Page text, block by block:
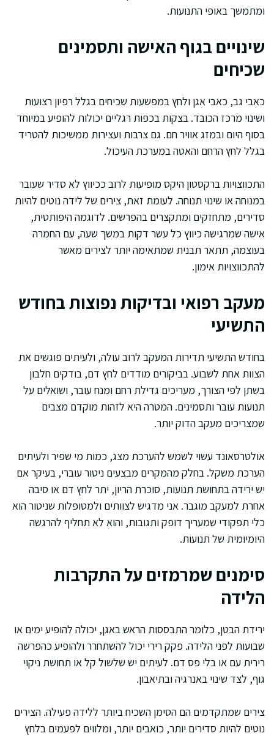
ומתמשך באופי התנועות.
שינויים בגוף האישה ותסמינים
שכיחים
כאבי גב, כאבי אגן ולחץ במפשעות שכיחים בגלל רפיון רצועות
ושינוי מרכז הכובד. בצקות בכפות רגליים יכולות להופיע במיוחד
בסוף היום ובמזג אוויר חם. גם צרבות ועצירות ממשיכות להטריד
בגלל לחץ הרחם והאטה במערכת העיכול.
התכווצויות ברקסטון היקס מופיעות לרוב ככיווץ לא סדיר שעובר
במנוחה או שינוי תנוחה. לעומת זאת, צירים של לידה נוטים להיות
סדירים, מתחזקים ומתקצרים בהפרשים. לדוגמה היפותטית,
אישה שמרגישה כיווץ כל עשר דקות במשך שעה, עם החמרה
בעוצמה, תתאר תבנית שמתאימה יותר לצירים מאשר
להתכווצויות אימון.
מעקב רפואי ובדיקות נפוצות בחודש
התשיעי
בחודש התשיעי תדירות המעקב לרוב עולה, ולעיתים פוגשים את
הצוות אחת לשבוע. בביקורים מודדים לחץ דם, בודקים חלבון
בשתן לפי הצורך, מעריכים גדילת רחם ומנח עובר, ושואלים על
תנועות עובר ותסמינים. המטרה היא לזהות מוקדם מצבים
שמצריכים מעקב הדוק יותר.
אולטרסאונד עשוי לשמש להערכת מצג, כמות מי שפיר ולעיתים
הערכת משקל. בחלק מהמקרים מבצעים ניטור עוברי, בעיקר אם
יש ירידה בתחושת תנועות, סוכרת הריון, יתר לחץ דם או סיבה
אחרת למעקב מוגבר. אני מדגיש לצוותים ולמטופלות שניטור הוא
כלי תפקודי שמעריך דופק ותגובות, והוא לא תחליף להרגשה
היומיומית של תנועות.
סימנים שמרמזים על התקרבות
הלידה
ירידת הבטן, כלומר התבססות הראש באגן, יכולה להופיע ימים או
שבועות לפני הלידה. פקק רירי יכול להשתחרר ולהופיע כהפרשה
רירית עם או בלי פס דם. לעיתים יש שלשול קל או תחושת ניקוי
גוף, לצד שינוי באנרגיה ובתיאבון.
צירים שמתקדמים הם הסימן השכיח ביותר ללידה פעילה. הצירים
נוטים להיות סדירים יותר, כואבים יותר, ומלווים לפעמים בלחץ